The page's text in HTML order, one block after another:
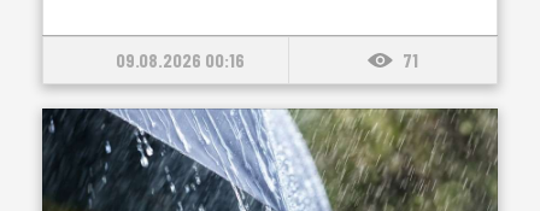
09.08.2026 00:16 71